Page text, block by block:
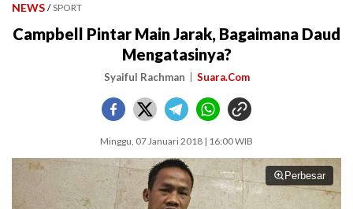
NEWS / SPORT
Campbell Pintar Main Jarak, Bagaimana Daud
Mengatasinya?
Syaiful Rachman Suara.Com
Minggu, 07 Januari 2018 | 16:00 WIB
Perbesar